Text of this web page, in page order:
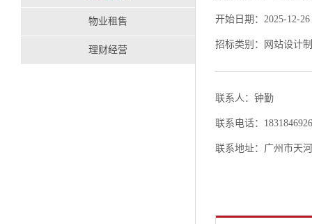
物业租售
理财经营
开始日期：2025-12-26
招标类别：网站设计
联系人：钟勤
联系电话：
联系地址：广州市天